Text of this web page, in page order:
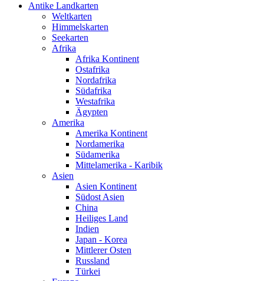
Antike Landkarten
Weltkarten
Himmelskarten
Seekarten
Afrika
Afrika Kontinent
Ostafrika
Nordafrika
Südafrika
Westafrika
Ägypten
Amerika
Amerika Kontinent
Nordamerika
Südamerika
Mittelamerika - Karibik
Asien
Asien Kontinent
Südost Asien
China
Heiliges Land
Indien
Japan - Korea
Mittlerer Osten
Russland
Türkei